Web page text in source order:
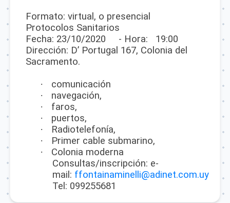
Formato: virtual, o presencial
Protocolos Sanitarios
Fecha: 23/10/2020 - Hora: 19:00
Dirección: D’ Portugal 167, Colonia del
Sacramento.
· comunicación
· navegación,
· faros,
· puertos,
· Radiotelefonía,
· Primer cable submarino,
·
Colonia moderna
Consultas/inscripción: e-
mail: ffontainaminelli@adinet.com.uy
Tel: 099255681